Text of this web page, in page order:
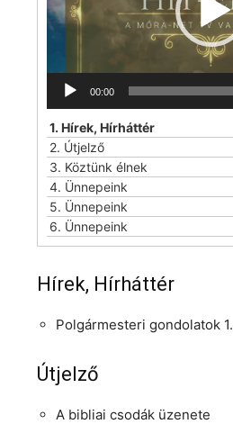
00:00
1. Hírek, Hírháttér
2. Útjelző
3. Köztünk élnek
4. Ünnepeink
5. Ünnepeink
6. Ünnepeink
Hírek, Hírháttér
Polgármesteri gondolatok
Útjelző
A bibliai csodák üzenete